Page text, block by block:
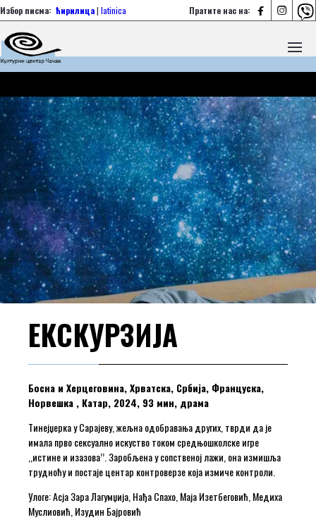
Пратите нас на:   
Избор писма: ћирилица| latinica
ЕКСКУРЗИЈА
Босна и Херцеговина, Хрватска, Србија, Француска,
Норвешка , Катар, 2024, 93 мин, драма
Тинејџерка у Сарајеву, жељна одобравања других, тврди да је
имала прво сексуално искуство током средњошколске игре
,,истине и изазова’’. Заробљена у сопственој лажи, она измишља
трудноћу и постаје центар контроверзе која измиче контроли.
Улоге: Асја Зара Лагумџија, Нађа Спахо, Маја Изетбеговић, Медиха
Муслиовић, Изудин Бајровић